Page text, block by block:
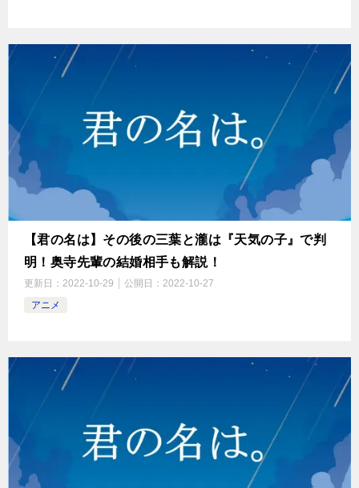
【君の名は】その後の三葉と瀧は『天気の子』で判
明！奥寺先輩の結婚相手も解説！
更新日： 2022-10-29 公開日： 2022-10-27
アニメ